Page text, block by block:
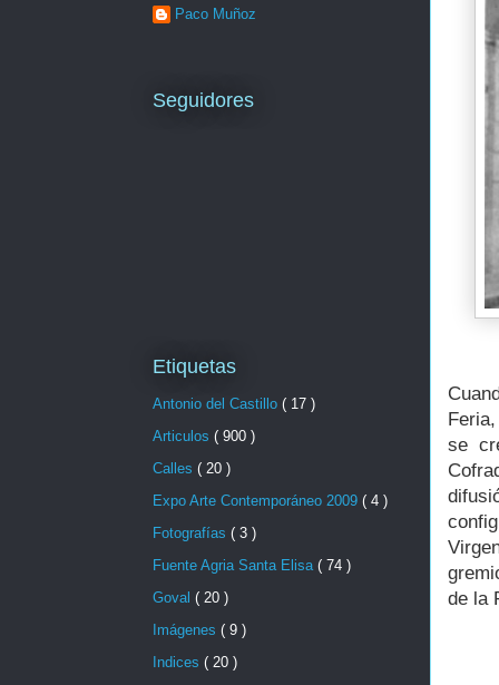
se
de la
Paco Muñoz
Seguidores
Etiquetas
Antonio del Castillo ( 17 )
Articulos ( 900 )
Calles ( 20 )
Expo Arte Contemporáneo 2009 ( 4 )
Fotografías ( 3 )
Fuente Agria Santa Elisa ( 74 )
Goval ( 20 )
Imágenes ( 9 )
Indices ( 20 )